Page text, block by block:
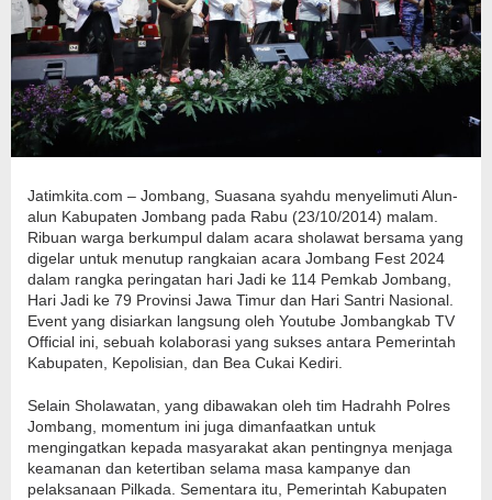
Jatimkita.com – Jombang, Suasana syahdu menyelimuti Alun-
alun Kabupaten Jombang pada Rabu (23/10/2014) malam.
Ribuan warga berkumpul dalam acara sholawat bersama yang
digelar untuk menutup rangkaian acara Jombang Fest 2024
dalam rangka peringatan hari Jadi ke 114 Pemkab Jombang,
Hari Jadi ke 79 Provinsi Jawa Timur dan Hari Santri Nasional.
Event yang disiarkan langsung oleh Youtube Jombangkab TV
Official ini, sebuah kolaborasi yang sukses antara Pemerintah
Kabupaten, Kepolisian, dan Bea Cukai Kediri.
Selain Sholawatan, yang dibawakan oleh tim Hadrahh Polres
Jombang, momentum ini juga dimanfaatkan untuk
mengingatkan kepada masyarakat akan pentingnya menjaga
keamanan dan ketertiban selama masa kampanye dan
pelaksanaan Pilkada. Sementara itu, Pemerintah Kabupaten